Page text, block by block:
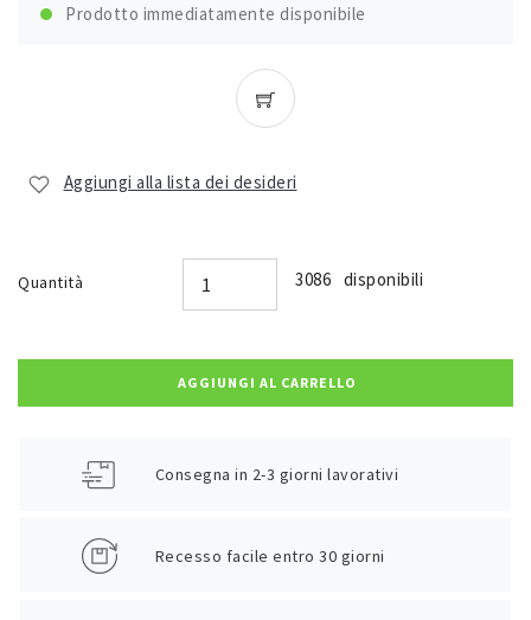
Prodotto immediatamente disponibile
Aggiungi alla lista dei desideri
Quantità 3086 disponibili
AGGIUNGI AL CARRELLO
Consegna in 2-3 giorni lavorativi
Recesso facile entro 30 giorni